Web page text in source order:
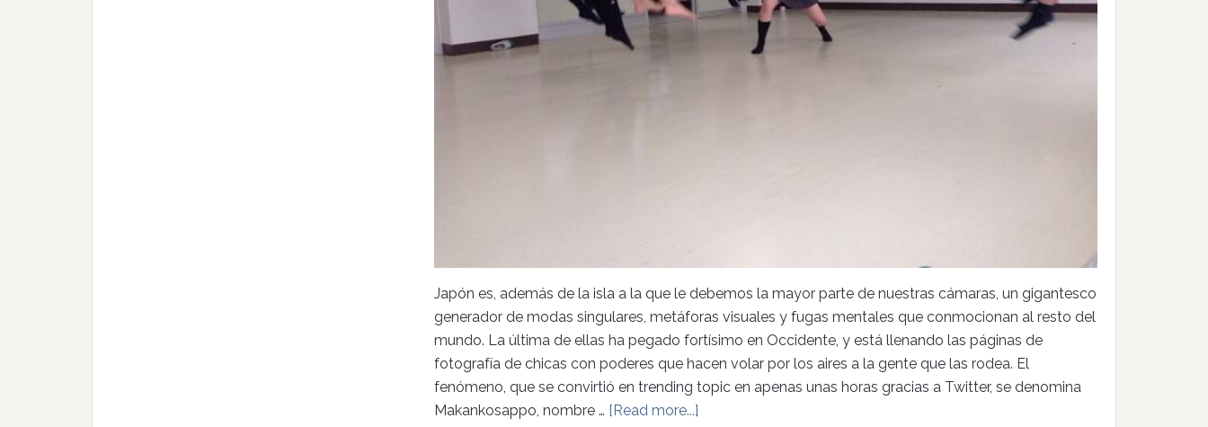
Japón es, además de la isla a la que le debemos la mayor parte de nuestras cámaras, un gigantesco
generador de modas singulares, metáforas visuales y fugas mentales que conmocionan al resto del
mundo. La última de ellas ha pegado fortísimo en Occidente, y está llenando las páginas de
fotografía de chicas con poderes que hacen volar por los aires a la gente que las rodea. El
fenómeno, que se convirtió en trending topic en apenas unas horas gracias a Twitter, se denomina
Makankosappo, nombre … [Read more...]